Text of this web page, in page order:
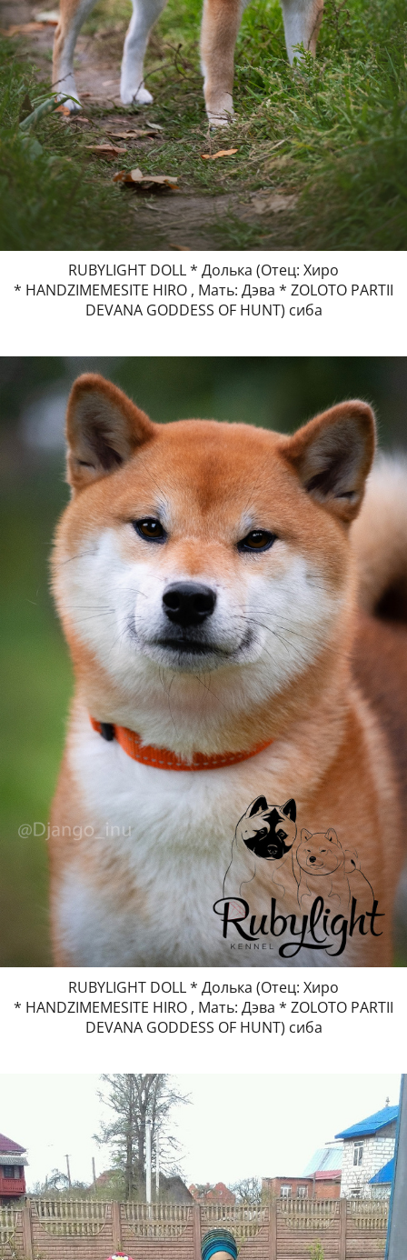
RUBYLIGHT DOLL * Долька (Отец: Хиро
* HANDZIMEMESITE HIRO , Мать: Дэва * ZOLOTO PARTII
DEVANA GODDESS OF HUNT) сиба
RUBYLIGHT DOLL * Долька (Отец: Хиро
* HANDZIMEMESITE HIRO , Мать: Дэва * ZOLOTO PARTII
DEVANA GODDESS OF HUNT) сиба